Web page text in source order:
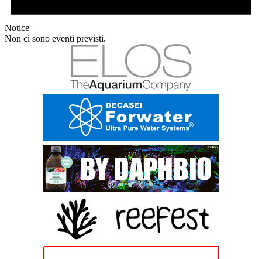
Notice
Non ci sono eventi previsti.